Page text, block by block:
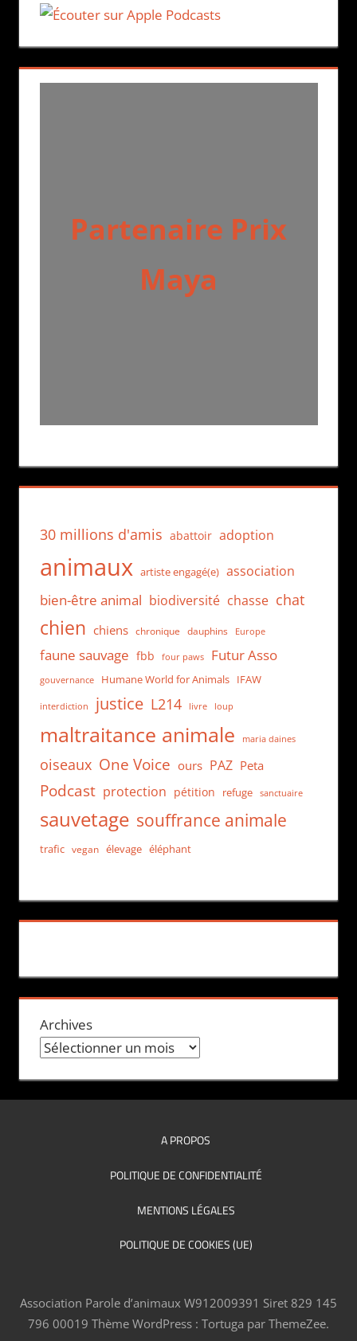
Partenaire Prix
Maya
30 millions d'amis abattoir adoption
animaux artiste engagé(e) association
bien-être animal biodiversité chasse chat
chien chiens chronique dauphins Europe
faune sauvage fbb four paws Futur Asso
gouvernance Humane World for Animals IFAW
interdiction justice L214 livre loup
maltraitance animale maria daines
oiseaux One Voice ours PAZ Peta
Podcast protection pétition refuge sanctuaire
sauvetage souffrance animale
trafic vegan élevage éléphant
Archives
A PROPOS
POLITIQUE DE CONFIDENTIALITÉ
MENTIONS LÉGALES
POLITIQUE DE COOKIES (UE)
Association Parole d’animaux W912009391 Siret 829 145
796 00019 Thème WordPress : Tortuga par ThemeZee.